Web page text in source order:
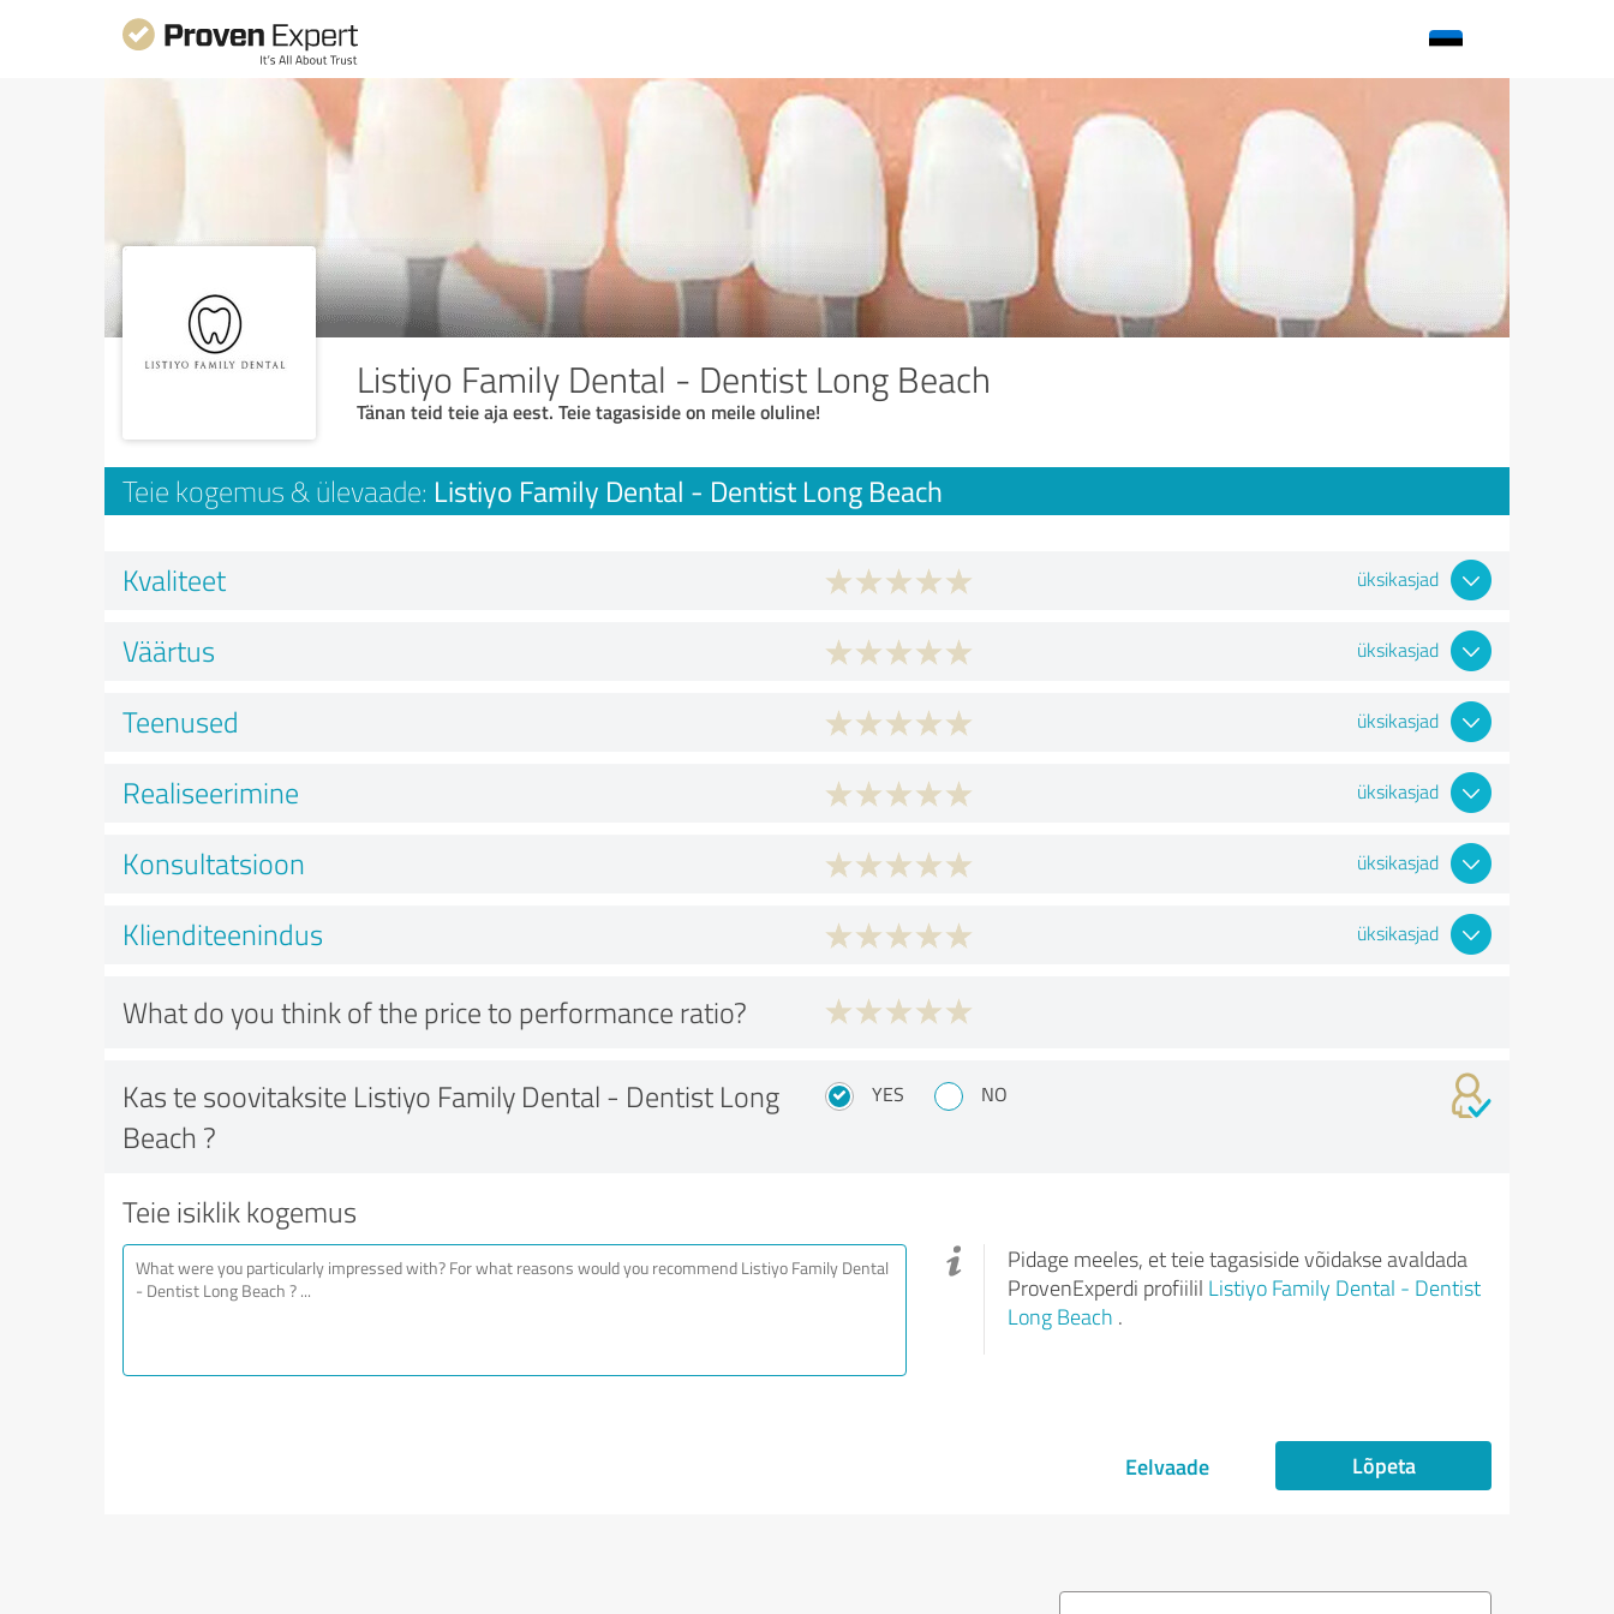
Listiyo Family Dental - Dentist Long Beach
Tänan teid teie aja eest. Teie tagasiside on meile oluline!
Teie kogemus & ülevaade: Listiyo Family Dental - Dentist Long Beach
Kvaliteet üksikasjad
Väärtus üksikasjad
Teenused üksikasjad
Realiseerimine üksikasjad
Konsultatsioon üksikasjad
Klienditeenindus üksikasjad
What do you think of the price to performance ratio?
Kas te soovitaksite Listiyo Family Dental - Dentist Long
Beach ?
YES NO
Teie isiklik kogemus
Pidage meeles, et teie tagasiside võidakse avaldada
ProvenExperdi profiilil Listiyo Family Dental - Dentist
Long Beach .
Eelvaade Lõpeta